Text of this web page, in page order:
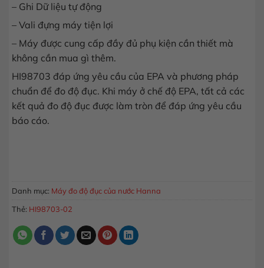
– Ghi Dữ liệu tự động
– Vali đựng máy tiện lợi
– Máy được cung cấp đầy đủ phụ kiện cần thiết mà
không cần mua gì thêm.
HI98703 đáp ứng yêu cầu của EPA và phương pháp
chuẩn để đo độ đục. Khi máy ở chế độ EPA, tất cả các
kết quả đo độ đục được làm tròn để đáp ứng yêu cầu
báo cáo.
Danh mục: Máy đo độ đục của nước Hanna
Thẻ: HI98703-02